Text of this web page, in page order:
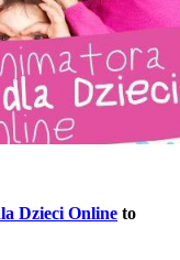
Dzieci Online to